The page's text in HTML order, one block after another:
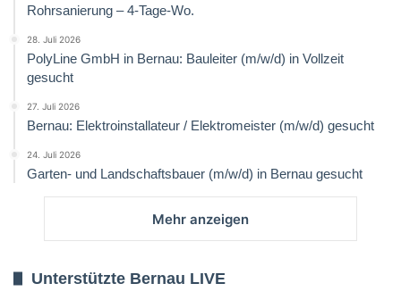
Rohrsanierung – 4-Tage-Wo.
28. Juli 2026
PolyLine GmbH in Bernau: Bauleiter (m/w/d) in Vollzeit
gesucht
27. Juli 2026
Bernau: Elektroinstallateur / Elektromeister (m/w/d) gesucht
24. Juli 2026
Garten- und Landschaftsbauer (m/w/d) in Bernau gesucht
Mehr anzeigen
Unterstützte Bernau LIVE